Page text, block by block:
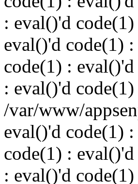
: eval()'d
eval()'d code(1)
code(1) :
: eval()'d
/var/www/
eval()'d code(1)
code(1) :
: eval()'d